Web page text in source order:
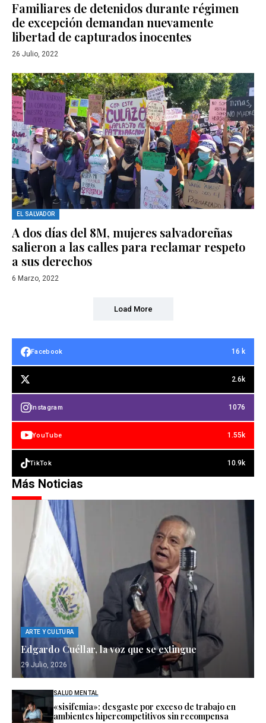
Familiares de detenidos durante régimen
de excepción demandan nuevamente
libertad de capturados inocentes
26 Julio, 2022
EL SALVADOR
A dos días del 8M, mujeres salvadoreñas
salieron a las calles para reclamar respeto
a sus derechos
6 Marzo, 2022
Load More
Facebook 16 k
2.6k
Instagram 1076
YouTube 1.55k
TikTok 10.9k
Más Noticias
ARTE Y CULTURA
Edgardo Cuéllar, la voz que se extingue
29 Julio, 2026
SALUD MENTAL
«sisifemia»: desgaste por exceso de trabajo en
ambientes hipercompetitivos sin recompensa